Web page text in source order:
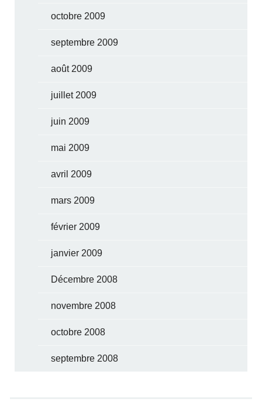
octobre 2009
septembre 2009
août 2009
juillet 2009
juin 2009
mai 2009
avril 2009
mars 2009
février 2009
janvier 2009
Décembre 2008
novembre 2008
octobre 2008
septembre 2008